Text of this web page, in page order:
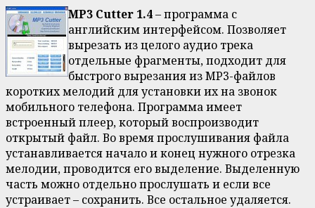
MP3 Cutter 1.4– программа с
английским интерфейсом. Позволяет
вырезать из целого аудио трека
отдельные фрагменты, подходит для
быстрого вырезания из MP3-файлов
коротких мелодий для установки их на звонок
мобильного телефона. Программа имеет
встроенный плеер, который воспроизводит
открытый файл. Во время прослушивания файла
устанавливается начало и конец нужного отрезка
мелодии, проводится его выделение. Выделенную
часть можно отдельно прослушать и если все
устраивает – сохранить. Все остальное удаляется.